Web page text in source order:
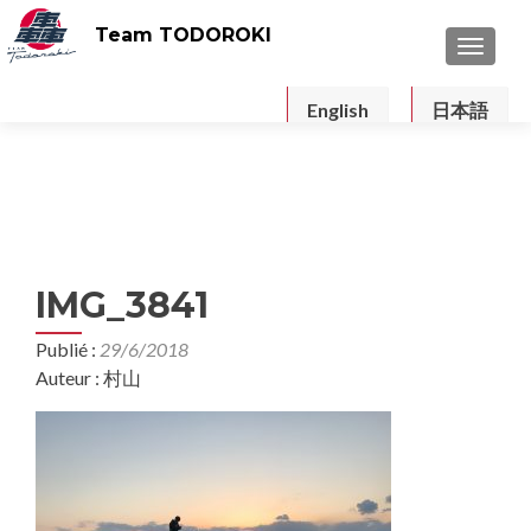
Team TODOROKI
日本語
English
IMG_3841
Publié : 29/6/2018
Auteur : 村山